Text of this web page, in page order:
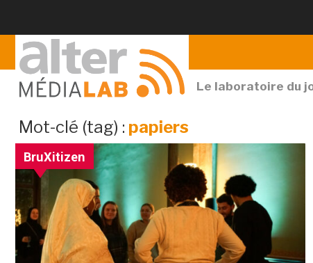
Le laboratoire du
Mot-clé (tag) : papiersarchives
par
mot-
clé
BruXitizen